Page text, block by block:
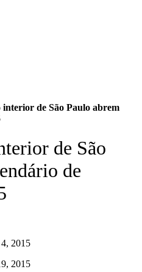
interior de São Paulo abrem
de São
de
2015
2015